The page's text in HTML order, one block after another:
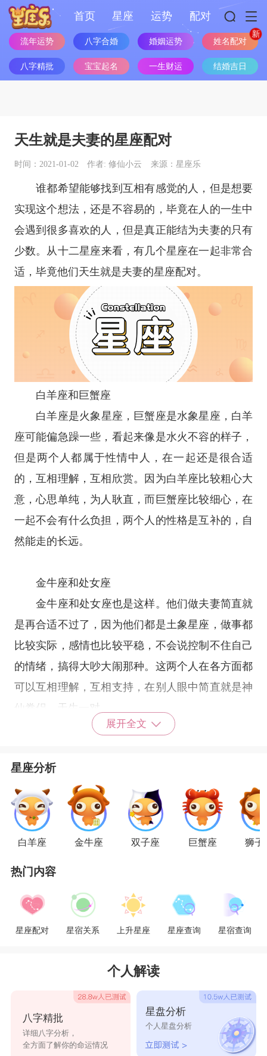
首页 星座 运势 配对
流年运势 八字合婚 婚姻运势 姓名配对
八字精批 宝宝起名 一生财运 结婚吉日
天生就是夫妻的星座配对
时间：2021-01-02 作者: 修仙小云 来源：星座乐
谁都希望能够找到互相有感觉的人，但是想要
实现这个想法，还是不容易的，毕竟在人的一生中
会遇到很多喜欢的人，但是真正能结为夫妻的只有
少数。从十二星座来看，有几个星座在一起非常合
适，毕竟他们天生就是夫妻的星座配对。
白羊座和 巨蟹座
白羊座是火象星座 ， 巨蟹座是水象星座 ，白羊
座可能偏急躁一些，看起来像是水火不容的样子，
但是两个人都属于性情中人，在一起还是很合适
的，互相理解，互相欣赏。因为白羊座比较粗心大
意，心思单纯，为人耿直，而巨蟹座比较细心，在
一起不会有什么负担，两个人的性格是互补的，自
然能走的长远。
金牛座和处女座
金牛座和处女座也是这样。他们做夫妻简直就
是再合适不过了，因为他们都是土象星座 ，做事都
比较实际，感情也比较平稳，不会说控制不住自己
的情绪，搞得大吵大闹那种。这两个人在各方面都
可以互相理解，互相支持，在别人眼中简直就是神
仙眷侣，天生一对。
对于水瓶和
是有着很好的夫妻缘的，因为他们对于自己的生活
都是喜欢一种潇洒的状态，因为他们本身就是向往
着一种自由自在的状态，并不喜欢束缚，有着这样
着一个非常美满的婚姻生活。
星座乐原创文章，转载需注明出处
展开全文
星座分析
白羊座 金牛座 双子座 巨蟹座 狮子
热门内容
星座配对 星宿关系 上升星座 星座查询 星宿查询
个人解读
八字精批
详细八字分析，
全方面了解你的命运情况
星盘分析
个人星盘分析